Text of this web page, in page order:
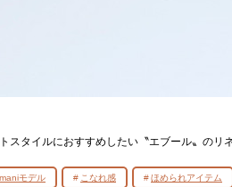
スタイルにおすすめしたい〝エブール〟のリ
モデル こなれ感 ほめられアイテム